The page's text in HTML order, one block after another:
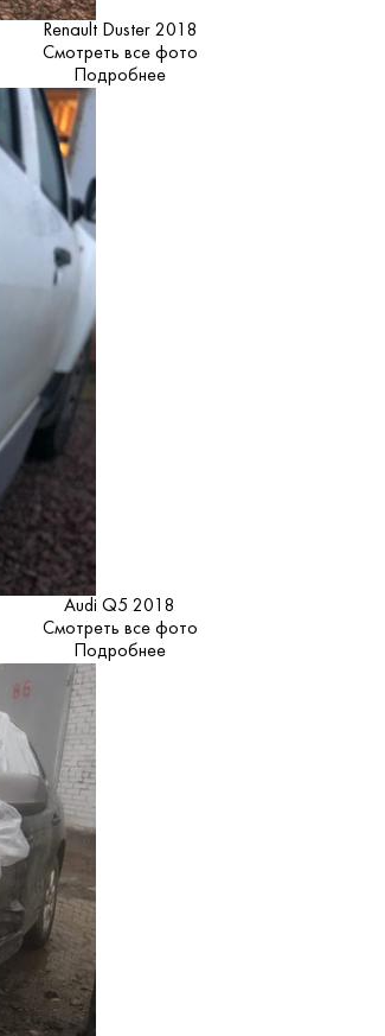
Renault Duster 2018
Смотреть все фото
Подробнее
Audi Q5 2018
Смотреть все фото
Подробнее